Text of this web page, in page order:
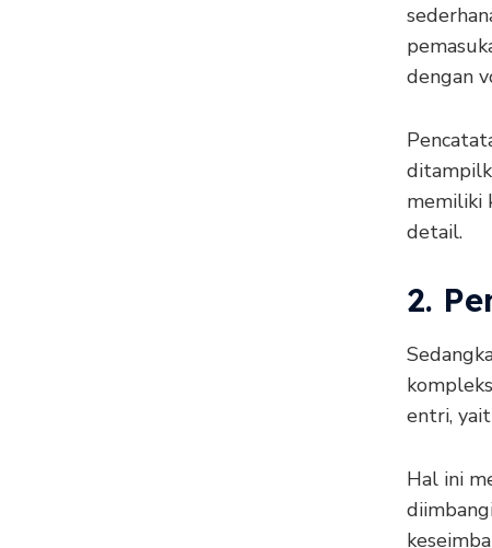
dengan
memiliki
detail.
2.
entri,
Hal ini